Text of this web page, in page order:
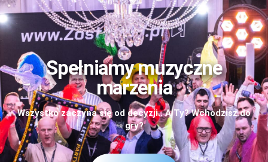
Spełniamy muzyczne
marzenia
Wszystko zaczyna się od decyzji.. A Ty? Wchodzisz do
gry?